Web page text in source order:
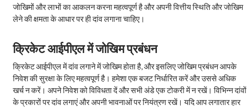
जोखिमों और लाभों का आकलन करना महत्वपूर्ण है और अपनी वित्तीय स्थिति और जोखिम
लेने की क्षमता के आधार पर ही दांव लगाना चाहिए।
क्रिकेट आईपीएल में जोखिम प्रबंधन
क्रिकेट आईपीएल में दांव लगाने में जोखिम होता है, और इसलिए जोखिम प्रबंधन आपके
निवेश की सुरक्षा के लिए महत्वपूर्ण है। हमेशा एक बजट निर्धारित करें और उससे अधिक
खर्च न करें। अपने निवेश को विविधता दें और सभी अंडे एक टोकरी में न रखें। विभिन्न दांवों
के प्रकारों पर दांव लगाएं और अपनी भावनाओं पर नियंत्रण रखें। यदि आप लगातार हार